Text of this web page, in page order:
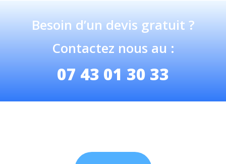
Besoin d’un devis gratuit ?
Contactez nous au :
07 43 01 30 33